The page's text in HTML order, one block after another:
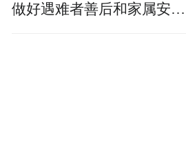
做好遇难者善后和家属安抚